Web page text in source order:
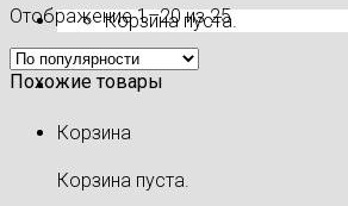
Корзина пуста.
Корзина
Корзина пуста.
Отображение 1–20 из 25
Похожие товары